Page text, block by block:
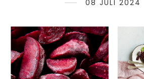
08 JULI 2024